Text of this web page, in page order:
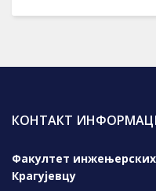
КОНТАКТ
Факултет
Крагујевцу